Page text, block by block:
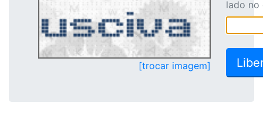
[trocar imagem]
lado no